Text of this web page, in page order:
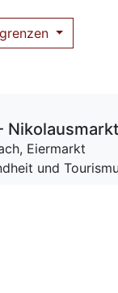
Eiermarkt
und